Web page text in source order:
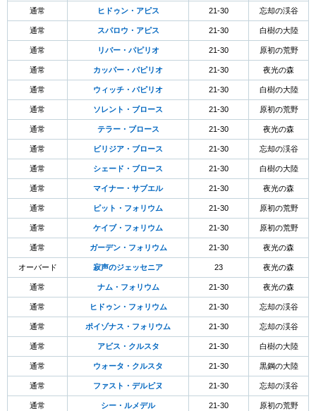
通常 ヒドゥン・アピス 21-30 忘却の渓谷
通常 スパロウ・アピス 21-30 白樹の大陸
通常 リバー・パピリオ 21-30 原初の荒野
通常 カッパー・パピリオ 21-30 夜光の森
通常 ウィッチ・パピリオ 21-30 白樹の大陸
通常 ソレント・ブロース 21-30 原初の荒野
通常 テラー・ブロース 21-30 夜光の森
通常 ビリジア・ブロース 21-30 忘却の渓谷
通常 シェード・ブロース 21-30 白樹の大陸
通常 マイナー・サブエル 21-30 夜光の森
通常 ピット・フォリウム 21-30 原初の荒野
通常 ケイブ・フォリウム 21-30 原初の荒野
通常 ガーデン・フォリウム 21-30 夜光の森
オーバード 寂声のジェッセニア 23 夜光の森
通常 ナム・フォリウム 21-30 夜光の森
通常 ヒドゥン・フォリウム 21-30 忘却の渓谷
通常 ポイゾナス・フォリウム 21-30 忘却の渓谷
通常 アビス・クルスタ 21-30 白樹の大陸
通常 ウォータ・クルスタ 21-30 黒鋼の大陸
通常 ファスト・デルピヌ 21-30 忘却の渓谷
通常 シー・ルメデル 21-30 原初の荒野